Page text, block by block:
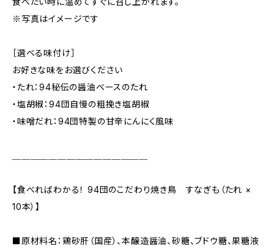
※写真はイメージです
［選べる味付け］
お好きな味をお選びください
・たれ：94秘伝の醤油ベースのたれ
・塩胡椒：94団自慢の粗挽き塩胡椒
・味噌だれ：94団特製の甘辛にんにく風味
【食べればわかる！ 94団のこだわり焼き鳥 すなぎも（たれ ×
10本）】
■原材料名：鶏砂肝（国産）、本醸造醤油、砂糖、ブドウ糖、果糖液